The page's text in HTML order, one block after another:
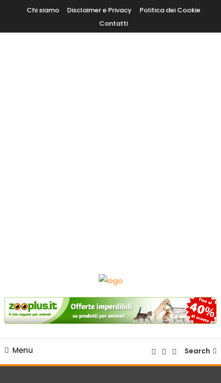
Content
Chi siamo Disclaimer e Privacy
Politica dei Cookie
Contatti
Beagle Italia
Menu Search